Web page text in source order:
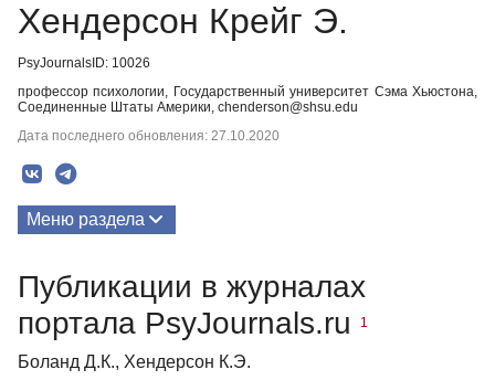
Хендерсон Крейг Э.
PsyJournalsID: 10026
профессор психологии, Государственный университет Сэма Хьюстона,
Соединенные Штаты Америки, chenderson@shsu.edu
Дата последнего обновления: 27.10.2020
Меню раздела
Публикации в журналах
портала PsyJournals.ru
1
Боланд Д.К., Хендерсон К.Э.